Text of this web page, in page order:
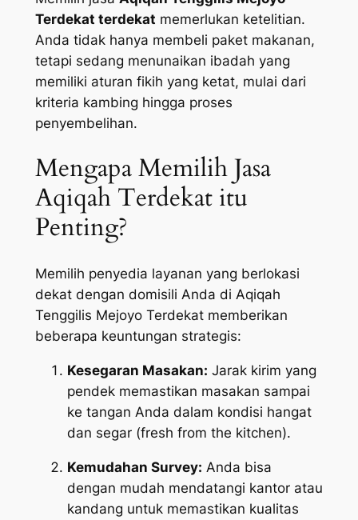
Terdekat terdekat memerlukan ketelitian.
Anda tidak hanya membeli paket makanan,
tetapi sedang menunaikan ibadah yang
memiliki aturan fikih yang ketat, mulai dari
kriteria kambing hingga proses
penyembelihan.
Mengapa Memilih Jasa
Aqiqah Terdekat itu
Penting?
Memilih penyedia layanan yang berlokasi
dekat dengan domisili Anda di Aqiqah
Tenggilis Mejoyo Terdekat memberikan
beberapa keuntungan strategis:
Kesegaran Masakan: Jarak kirim yang
pendek memastikan masakan sampai
ke tangan Anda dalam kondisi hangat
dan segar (fresh from the kitchen).
Kemudahan Survey: Anda bisa
dengan mudah mendatangi kantor atau
kandang untuk memastikan kualitas